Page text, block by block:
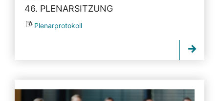
46. PLENARSITZUNG
Plenarprotokoll